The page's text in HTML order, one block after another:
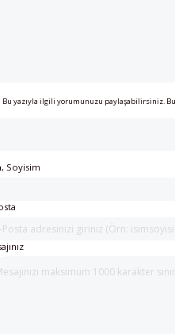
Bu yazıyla ilgili yorumunuzu paylaşabilirsiniz.
Soyisim